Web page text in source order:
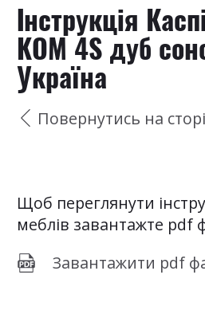
Інструкція
KOM 4S дуб
Україна
Повернутись на
Щоб переглянути
меблів завантажте pdf
Завантажити pdf